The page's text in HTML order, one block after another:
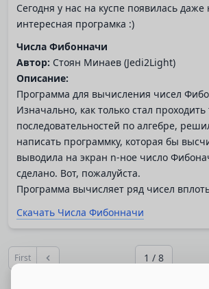
Сегодня у нас на куспе появилась даже
интересная програмка :)
Числа Фибонначи
Автор: Стоян Минаев (Jedi2Light)
Описание:
Программа для вычисления чисел
Изначально, как только стал проходить
последовательностей по алгебре,
написать программку, которая бы
выводила на экран n-ное число
сделано. Вот, пожалуйста.
Программа вычисляет ряд чисел
Скачать Числа Фибонначи
First 1 / 8